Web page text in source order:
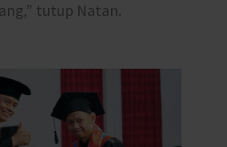
tutup Natan.